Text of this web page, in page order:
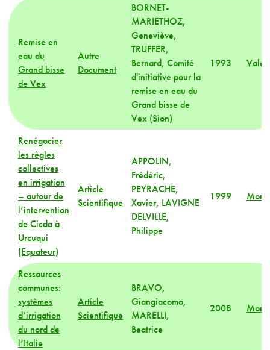
Remise en
eau du
Grand bisse
de Vex
Autre
Document
BORNET-
MARIETHOZ,
Geneviève,
TRUFFER,
Bernard, Comité
d'initiative pour la
remise en eau du
Grand bisse de
Vex (Sion)
1993 Valais
Renégocier
les règles
collectives
en irrigation
– autour de
l’intervention
de Cicda à
Urcuqui
(Equateur)
Article
Scientifique
APPOLIN,
Frédéric,
PEYRACHE,
Xavier, LAVIGNE
DELVILLE,
Philippe
1999
Ressources
communes:
systèmes
d’irrigation
du nord de
l’Italie
Article
Scientifique
BRAVO,
Giangiacomo,
MARELLI,
Beatrice
2008